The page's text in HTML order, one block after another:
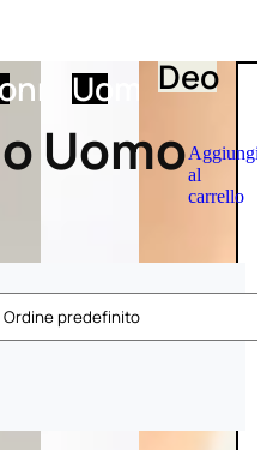
UomoDeo
Aggiungi
al
carrello
Uomo